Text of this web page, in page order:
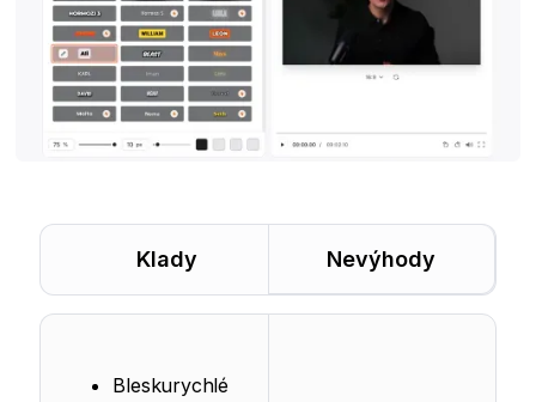
Klady Nevýhody
Bleskurychlé